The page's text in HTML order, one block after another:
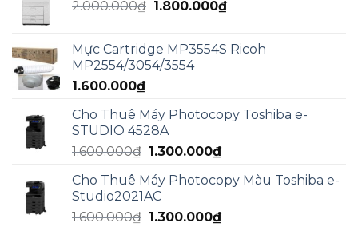
2.000.000₫ Giá
2.000.000₫.
1.800.000₫Giá
là:
Mực Cartridge MP3554S Ricoh
MP2554/3054/3554
1.600.000₫
Cho Thuê Máy Photocopy Toshiba e-
STUDIO 4528A
1.600.000₫ Giá
là:
1.600.000₫.
1.300.000₫Giá
tại
1.300.000₫.
Cho Thuê Máy Photocopy Màu Toshiba e-
Studio2021AC
1.600.000₫ Giá
1.300.000₫Giá